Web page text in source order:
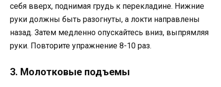
себя вверх, поднимая грудь к перекладине. Нижние
руки должны быть разогнуты, а локти направлены
назад. Затем медленно опускайтесь вниз, выпрямляя
руки. Повторите упражнение 8-10 раз.
3. Молотковые подъемы